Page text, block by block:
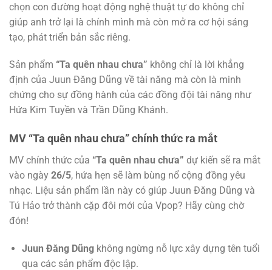
chọn con đường hoạt động nghệ thuật tự do không chỉ
giúp anh trở lại là chính mình mà còn mở ra cơ hội sáng
tạo, phát triển bản sắc riêng.
Sản phẩm “Ta quên nhau chưa” không chỉ là lời khẳng
định của Juun Đăng Dũng về tài năng mà còn là minh
chứng cho sự đồng hành của các đồng đội tài năng như
Hứa Kim Tuyền và Trần Dũng Khánh.
MV “Ta quên nhau chưa” chính thức ra mắt
MV chính thức của “Ta quên nhau chưa” dự kiến sẽ ra mắt
vào ngày 26/5, hứa hẹn sẽ làm bùng nổ cộng đồng yêu
nhạc. Liệu sản phẩm lần này có giúp Juun Đăng Dũng và
Tú Hảo trở thành cặp đôi mới của Vpop? Hãy cùng chờ
đón!
Juun Đăng Dũngkhông ngừng nỗ lực xây dựng tên tuổi
qua các sản phẩm độc lập.